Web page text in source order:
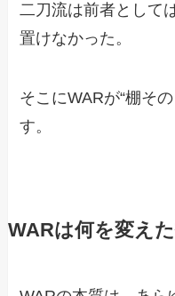
二刀流は前者として
置けなかった。
そこにWARが“棚そ
す。
WARは何を変え